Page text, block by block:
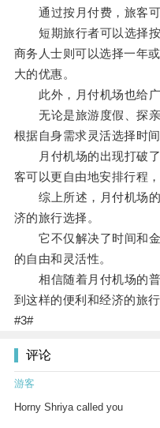
通过按月付费，旅客可
短期旅行者可以选择按
商务人士则可以选择一年
大的优惠。
此外，月付机场也给广
无论是旅游度假、探亲
根据自身需求灵活选择时间
月付机场的出现打破了
客可以更自由地安排行程
综上所述，月付机场的
济的旅行选择。
它不仅解决了时间和金
的自由和灵活性。
相信随着月付机场的普
到这样的便利和经济的旅行
#3#
评论
游客
Horny Shriya called you